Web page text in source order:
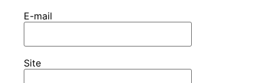
E-mail
Site